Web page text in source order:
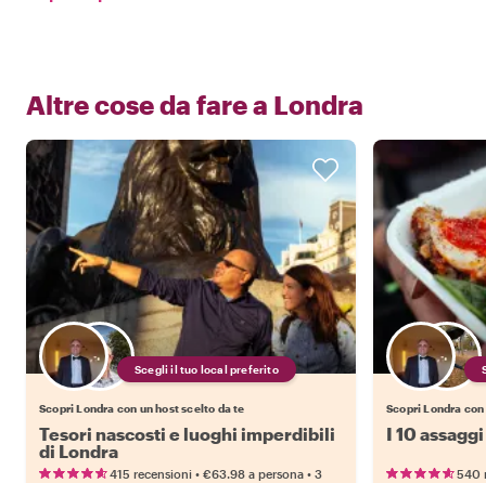
Altre cose da fare a Londra
Scegli il tuo local preferito
Scopri Londra con un host scelto da te
Tesori nascosti e luoghi imperdibili
di Londra
415 recensioni • €63.98 a persona • 3
Scopri Londra
I 10
540